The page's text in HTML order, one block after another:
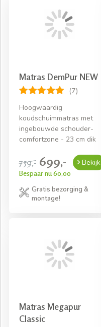
Matras DemPur NEW
(7)
Hoogwaardig
koudschuimmatras met
ingebouwde schouder-
comfortzone - 23 cm dik
759,- 699,-
Bespaar nu 60,00
Bekijk
Gratis bezorging &
montage!
Matras Megapur
Classic